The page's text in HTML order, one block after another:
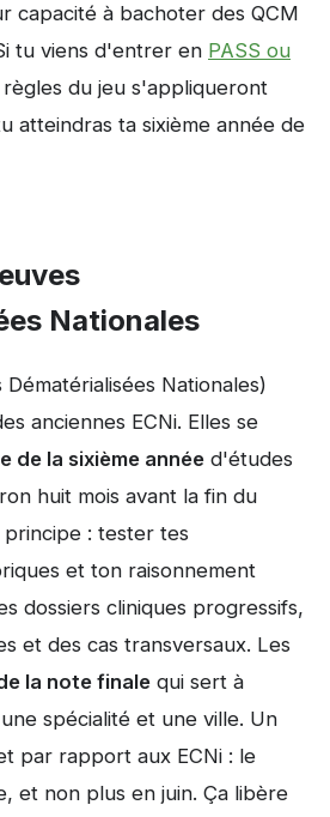
capacité à bachoter des QCM
tu viens d'entrer en PASS ou
du jeu s'appliqueront
atteindras ta sixième année de
Nationales
Nationales)
anciennes ECNi. Elles se
de la sixième année d'études
huit mois avant la fin du
: tester tes
et ton raisonnement
dossiers cliniques progressifs,
et des cas transversaux. Les
la note finale qui sert à
spécialité et une ville. Un
par rapport aux ECNi : le
et non plus en juin. Ça libère